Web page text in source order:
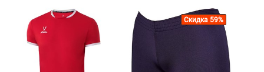
Скидка 59%